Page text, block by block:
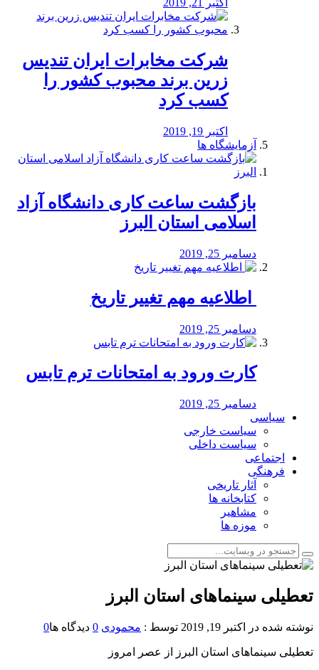
اکتبر 21, 2019
شرکت مخابرات ایران تندیس
زرین برند محبوب کشور را
کسب کرد
اکتبر 19, 2019
آزمایشگاه ها
بازگشت ساعت کاری دانشگاه آزاد
اسلامی استان البرز
دسامبر 25, 2019
️ اطلاعیه مهم تغییر تاریخ
دسامبر 25, 2019
کارت ورود به امتحانات ترم تابس
دسامبر 25, 2019
سیاسی
سیاست خارجی
سیاست داخلی
اجتماعی
فرهنگی
آثار تاریخی
کتابخانه ها
مشاهیر
موزه ها
️تعطیلی سینماهای استان البرز
نوشته شده در اکتبر 19, 2019 توسط : محمودی 0 دیدگاه ها0
️تعطیلی سینماهای استان البرز از عصر امروز